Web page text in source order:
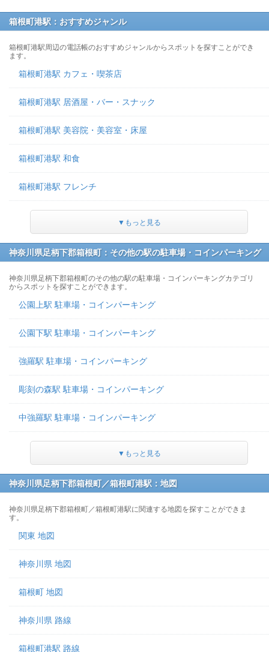
箱根町港駅：おすすめジャンル
箱根町港駅周辺の電話帳のおすすめジャンルからスポットを探すことができ
ます。
箱根町港駅 カフェ・喫茶店
箱根町港駅 居酒屋・バー・スナック
箱根町港駅 美容院・美容室・床屋
箱根町港駅 和食
箱根町港駅 フレンチ
▼もっと見る
神奈川県足柄下郡箱根町：その他の駅の駐車場・コインパーキング
神奈川県足柄下郡箱根町のその他の駅の駐車場・コインパーキングカテゴリ
からスポットを探すことができます。
公園上駅 駐車場・コインパーキング
公園下駅 駐車場・コインパーキング
強羅駅 駐車場・コインパーキング
彫刻の森駅 駐車場・コインパーキング
中強羅駅 駐車場・コインパーキング
▼もっと見る
神奈川県足柄下郡箱根町／箱根町港駅：地図
神奈川県足柄下郡箱根町／箱根町港駅に関連する地図を探すことができま
す。
関東 地図
神奈川県 地図
箱根町 地図
神奈川県 路線
箱根町港駅 路線